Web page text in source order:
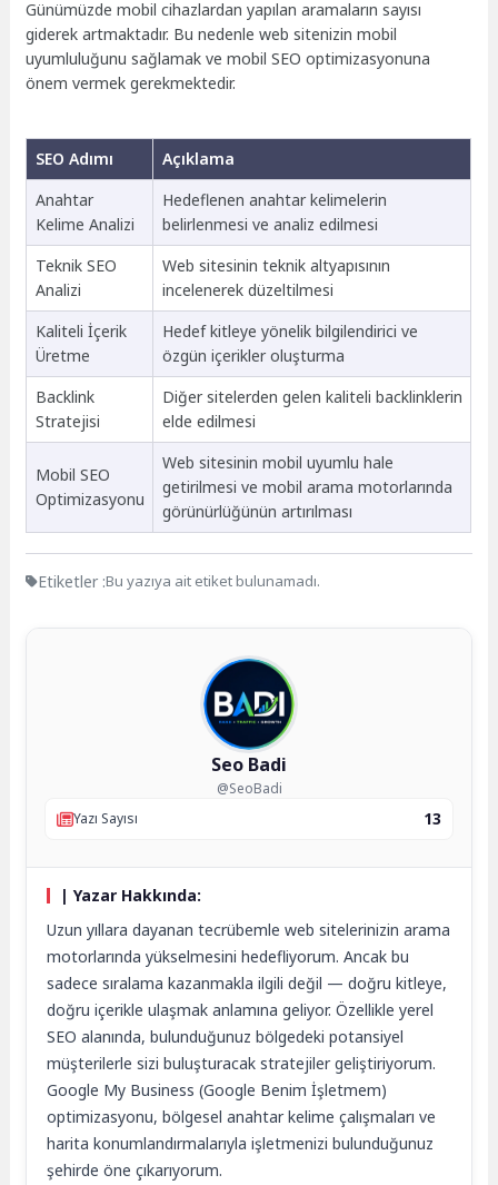
Günümüzde mobil cihazlardan yapılan aramaların sayısı
giderek artmaktadır. Bu nedenle web sitenizin mobil
uyumluluğunu sağlamak ve mobil SEO optimizasyonuna
önem vermek gerekmektedir.
SEO Adımı
Açıklama
Anahtar
Kelime Analizi
Hedeflenen anahtar kelimelerin
belirlenmesi ve analiz edilmesi
Teknik SEO
Analizi
Web sitesinin teknik altyapısının
incelenerek düzeltilmesi
Kaliteli İçerik
Üretme
Hedef kitleye yönelik bilgilendirici ve
özgün içerikler oluşturma
Backlink
Stratejisi
Diğer sitelerden gelen kaliteli backlinklerin
elde edilmesi
Mobil SEO
Optimizasyonu
Web sitesinin mobil uyumlu hale
getirilmesi ve mobil arama motorlarında
görünürlüğünün artırılması
Etiketler :Bu yazıya ait etiket bulunamadı.
Seo Badi
@SeoBadi
Yazı Sayısı
13
| Yazar Hakkında:
Uzun yıllara dayanan tecrübemle web sitelerinizin arama
motorlarında yükselmesini hedefliyorum. Ancak bu
sadece sıralama kazanmakla ilgili değil — doğru kitleye,
doğru içerikle ulaşmak anlamına geliyor. Özellikle yerel
SEO alanında, bulunduğunuz bölgedeki potansiyel
müşterilerle sizi buluşturacak stratejiler geliştiriyorum.
Google My Business (Google Benim İşletmem)
optimizasyonu, bölgesel anahtar kelime çalışmaları ve
harita konumlandırmalarıyla işletmenizi bulunduğunuz
şehirde öne çıkarıyorum.